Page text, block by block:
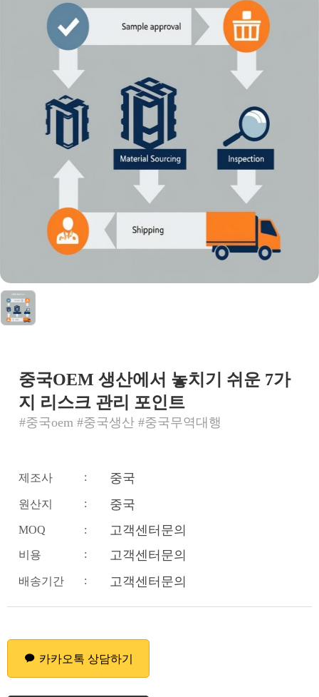
중국OEM 생산에서 놓치기 쉬운 7가
지 리스크 관리 포인트
#중국oem #중국생산 #중국무역대행
제조사 : 중국
원산지 : 중국
MOQ : 고객센터문의
비용 : 고객센터문의
배송기간 : 고객센터문의
카카오톡 상담하기